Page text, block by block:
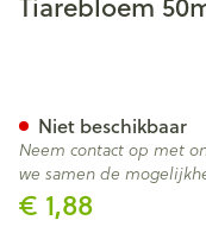
€ 1,88
Niet beschikbaar
Neem contact op met
we samen de